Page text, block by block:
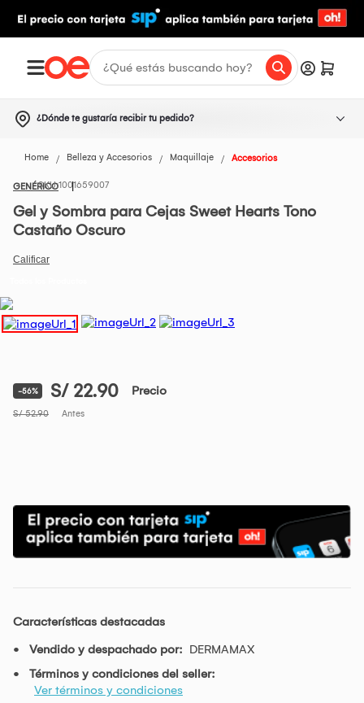
¿Dónde te gustaría recibir tu pedido?
Home Belleza y Accesorios Maquillaje Accesorios
GENÉRICO1001659007
Gel y Sombra para Cejas Sweet Hearts Tono
Castaño Oscuro
-56% S/ 22.90 Precio
S/ 52.90 Antes
Características destacadas
Vendido y despachado por: DERMAMAX
Términos y condiciones del seller:
Ver términos y condiciones